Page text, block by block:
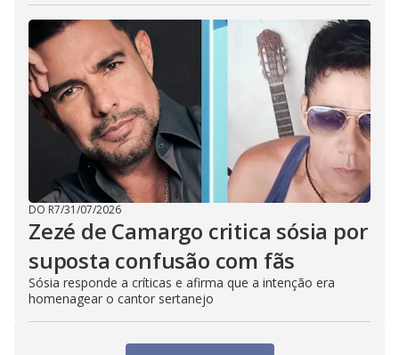
DO R7/31/07/2026
Zezé de Camargo critica sósia por
suposta confusão com fãs
Sósia responde a críticas e afirma que a intenção era
homenagear o cantor sertanejo